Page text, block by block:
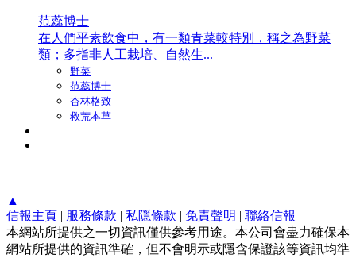
范蕊博士
在人們平素飲食中，有一類青菜較特別，稱之為野菜
類；多指非人工栽培、自然生...
野菜
范蕊博士
杏林格致
救荒本草
▲
信報主頁 | 服務條款 | 私隱條款 | 免責聲明 | 聯絡信報
本網站所提供之一切資訊僅供參考用途。本公司會盡力確保本
網站所提供的資訊準確，但不會明示或隱含保證該等資訊均準